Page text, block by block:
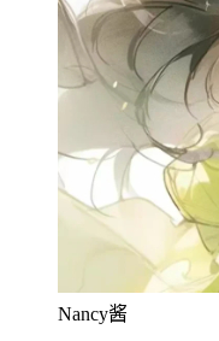
Nancy酱